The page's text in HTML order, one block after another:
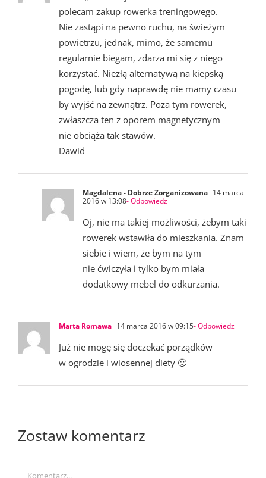
polecam zakup rowerka treningowego.
Nie zastąpi na pewno ruchu, na świeżym
powietrzu, jednak, mimo, że samemu
regularnie biegam, zdarza mi się z niego
korzystać. Niezłą alternatywą na kiepską
pogodę, lub gdy naprawdę nie mamy czasu
by wyjść na zewnątrz. Poza tym rowerek,
zwłaszcza ten z oporem magnetycznym
nie obciąża tak stawów.
Dawid
Magdalena - Dobrze Zorganizowana 14 marca
2016 w 13:08- Odpowiedz
Oj, nie ma takiej możliwości, żebym taki
rowerek wstawiła do mieszkania. Znam
siebie i wiem, że bym na tym
nie ćwiczyła i tylko bym miała
dodatkowy mebel do odkurzania.
Marta Romawa 14 marca 2016 w 09:15- Odpowiedz
Już nie mogę się doczekać porządków
w ogrodzie i wiosennej diety 🙂
Zostaw komentarz